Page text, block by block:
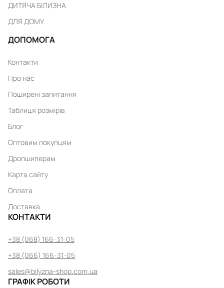
ДИТЯЧА БІЛИЗНА
ДЛЯ ДОМУ
ДОПОМОГА
Контакти
Про нас
Поширені запитання
Таблиця розмірів
Блог
Оптовим покупцям
Дропшиперам
Карта сайту
Оплата
Доставка
КОНТАКТИ
+38 (068) 166-31-05
+38 (066) 166-31-05
sales@bilyzna-shop.com.ua
ГРАФІК РОБОТИ